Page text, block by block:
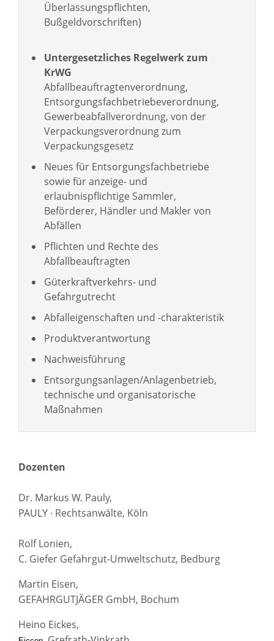
Überlassungspflichten,
Bußgeldvorschriften)
Untergesetzliches Regelwerk zum
KrWG
Abfallbeauftragtenverordnung,
Entsorgungsfachbetriebeverordnung,
Gewerbeabfallverordnung, von der
Verpackungsverordnung zum
Verpackungsgesetz
Neues für Entsorgungsfachbetriebe
sowie für anzeige- und
erlaubnispflichtige Sammler,
Beförderer, Händler und Makler von
Abfällen
Pflichten und Rechte des
Abfallbeauftragten
Güterkraftverkehrs- und
Gefahrgutrecht
Abfalleigenschaften und -charakteristik
Produktverantwortung
Nachweisführung
Entsorgungsanlagen/Anlagenbetrieb,
technische und organisatorische
Maßnahmen
Dozenten
Dr. Markus W. Pauly,
PAULY ∙ Rechtsanwälte, Köln
Rolf Lonien,
C. Giefer Gefahrgut-Umweltschutz, Bedburg
Martin Eisen,
GEFAHRGUTJÄGER GmbH, Bochum
Heino Eickes,